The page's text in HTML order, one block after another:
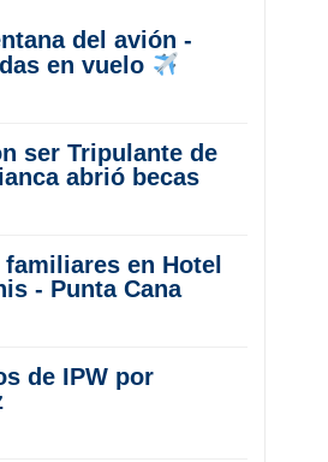
del avión -
en vuelo
ser Tripulante de
abrió becas
en Hotel
- Punta Cana
de IPW por